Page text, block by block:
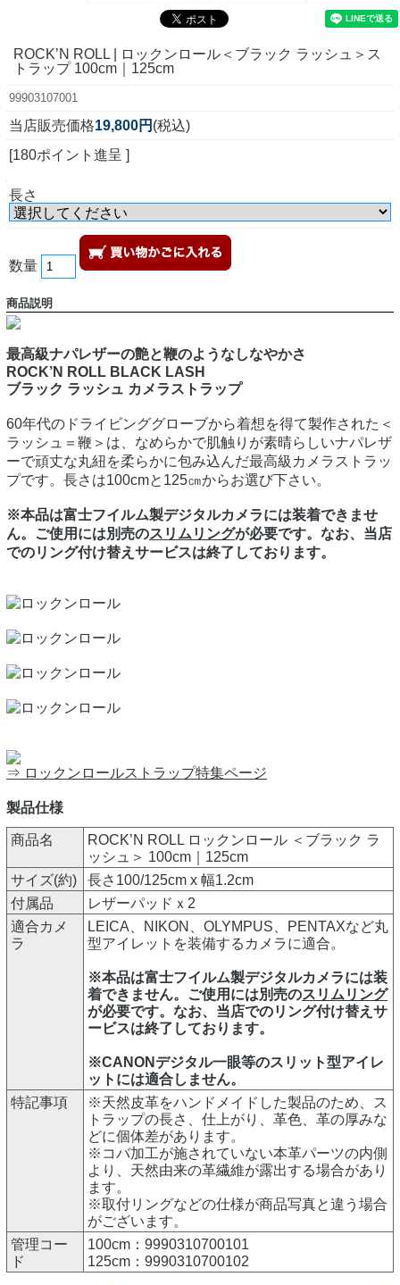
ROCK’N ROLL | ロックンロール＜ブラック ラッシュ＞ス
トラップ 100cm｜125cm
99903107001
当店販売価格19,800円 (税込)
[180ポイント進呈 ]
長さ
数量
商品説明
最高級ナパレザーの艶と鞭のようなしなやかさ
ROCK’N ROLL BLACK LASH
ブラック ラッシュ カメラストラップ
60年代のドライビンググローブから着想を得て製作された＜
ラッシュ＝鞭＞は、なめらかで肌触りが素晴らしいナパレザ
ーで頑丈な丸紐を柔らかに包み込んだ最高級カメラストラッ
プです。長さは100cmと125㎝からお選び下さい。
※本品は富士フイルム製デジタルカメラには装着できませ
ん。ご使用には別売のスリムリングが必要です。なお、当店
でのリング付け替えサービスは終了しております。
⇒ ロックンロールストラップ特集ページ
製品仕様
商品名
ROCK’N ROLL ロックンロール ＜ブラック ラ
ッシュ＞ 100cm｜125cm
サイズ(約)
長さ100/125cm x 幅1.2cm
付属品
レザーパッドｘ2
適合カメ
ラ
LEICA、NIKON、OLYMPUS、PENTAXなど丸
型アイレットを装備するカメラに適合。
※本品は富士フイルム製デジタルカメラには装
着できません。ご使用には別売のスリムリング
が必要です。なお、当店でのリング付け替えサ
ービスは終了しております。
※CANONデジタル一眼等のスリット型アイレ
ットには適合しません。
特記事項
※天然皮革をハンドメイドした製品のため、ス
トラップの長さ、仕上がり、革色、革の厚みな
どに個体差があります。
※コバ加工が施されていない本革パーツの内側
より、天然由来の革繊維が露出する場合があり
ます。
※取付リングなどの仕様が商品写真と違う場合
がございます。
管理コー
ド
100cm：9990310700101
125cm：9990310700102